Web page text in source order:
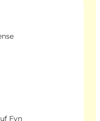
Fyn